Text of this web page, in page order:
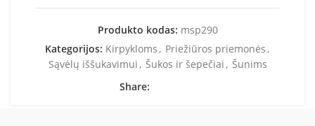
Produkto kodas: msp290
Kategorijos: Kirpykloms , Priežiūros priemonės ,
Sąvėlų iššukavimui , Šukos ir šepečiai , Šunims
Share: